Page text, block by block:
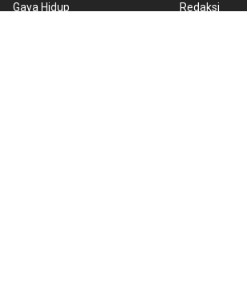
Gaya Hidup
Redaksi